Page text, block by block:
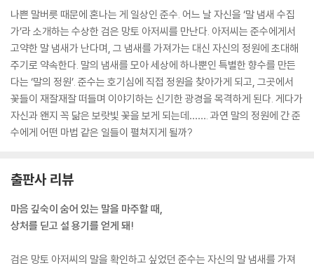
검은 망토 아저씨가 빙긋 웃으며 준수에게 말했어.
“길에 버려진 강아지나 고양이를 데려와 키우는 사람들이 있잖니. 나도 버
려진 식물들을 데려와 키워. 유기 식물 구조라고 해야 할까? 여기 있는 꽃
들은 모두 조금씩 아팠단다.”
“꽃이 아파요?”
준수가 눈을 휘둥그레 뜨고 물었어.
“상처받은 꽃들이지.”
“벌레들이 공격했어요?”
거지?’
결국 궁금증을 참지 못하고 검은 망토 아저씨에게 물었어.
검은 망토 아저씨는 준수의 생각을 읽은 듯 싱긋 웃으며 냉큼 대답했지.
나쁜 말버릇 때문에 혼나는 게 일상인 준수. 어느 날 자신을 ‘말 냄새 수집
가’라 소개하는 수상한 검은 망토 아저씨를 만난다. 아저씨는 준수에게서
고약한 말 냄새가 난다며, 그 냄새를 가져가는 대신 자신의 정원에 초대해
주기로 약속한다. 말의 냄새를 모아 세상에 하나뿐인 특별한 향수를 만든
다는 ‘말의 정원’. 준수는 호기심에 직접 정원을 찾아가게 되고, 그곳에서
꽃들이 재잘재잘 떠들며 이야기하는 신기한 광경을 목격하게 된다. 게다가
자신과 왠지 꼭 닮은 보랏빛 꽃을 보게 되는데……. 과연 말의 정원에 간 준
수에게 어떤 마법 같은 일들이 펼쳐지게 될까?
출판사 리뷰
마음 깊숙이 숨어 있는 말을 마주할 때,
상처를 딛고 설 용기를 얻게 돼!
검은 망토 아저씨의 말을 확인하고 싶었던 준수는 자신의 말 냄새를 가져